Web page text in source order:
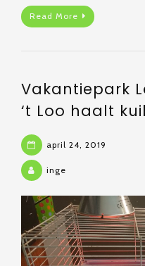
Read More
Vakantiepark
‘t Loo haalt
april 24, 2019
inge